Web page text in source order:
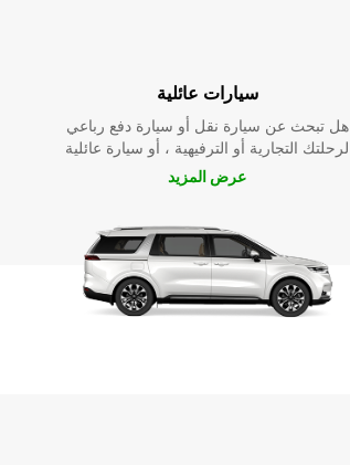
سيارات عائلية
هل تبحث عن سيارة نقل أو سيارة دفع رباعي
لرحلتك التجارية أو الترفيهية ، أو سيارة عائلية
عرض المزيد